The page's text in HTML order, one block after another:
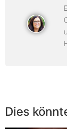
Dies